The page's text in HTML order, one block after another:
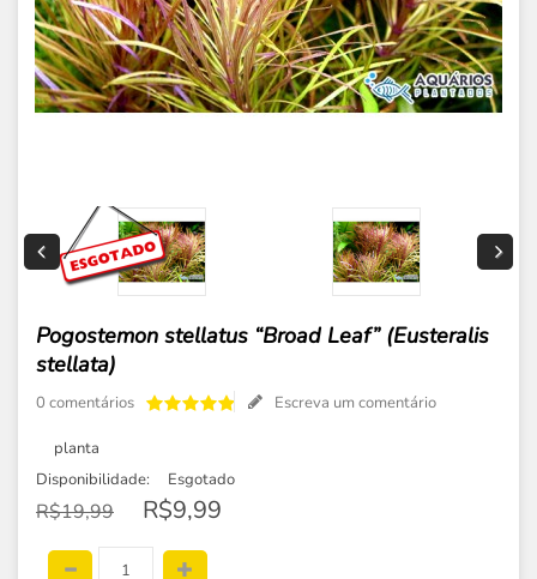
Pogostemon stellatus “Broad Leaf” (Eusteralis
stellata)
0 comentários Escreva um comentário
planta
Disponibilidade:
Esgotado
R$19,99 R$9,99